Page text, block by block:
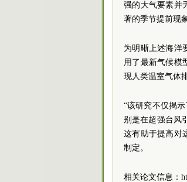
强的大气要素并
著的季节提前现象
为明晰上述海洋
用了最新气候模
现人类温室气体
“该研究不仅揭
别是在超强台风
这有助于提高对
制定。
相关论文信息：